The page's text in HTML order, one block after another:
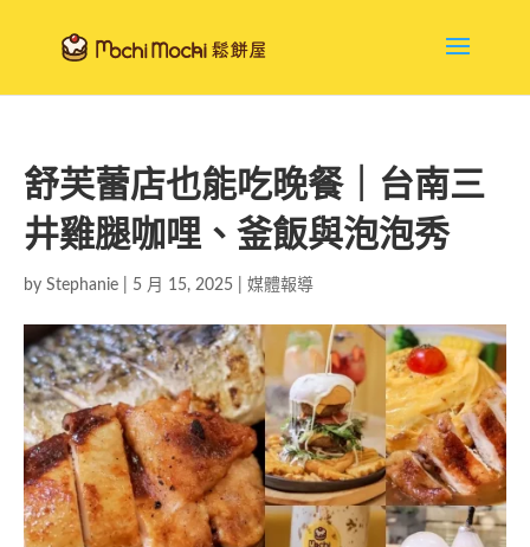
舒芙蕾店也能吃晚餐｜台南三
井雞腿咖哩、釜飯與泡泡秀
by Stephanie 5 月 15, 2025 媒體報導